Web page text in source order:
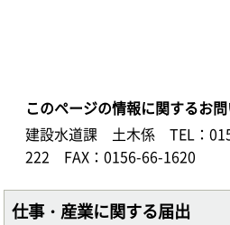
このページの情報に関するお
建設水道課 土木係
TEL：
222
FAX：0156-66-1620
仕事・産業に関する届出